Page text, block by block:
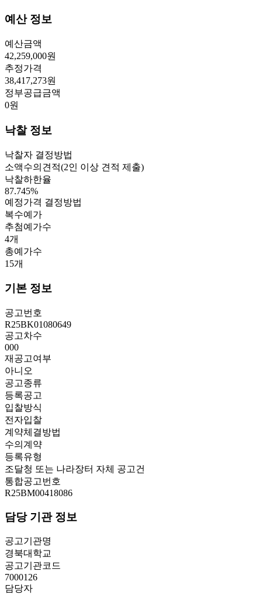
예산 정보
예산금액
42,259,000원
추정가격
38,417,273원
정부공급금액
0원
낙찰 정보
낙찰자 결정방법
소액수의견적(2인 이상 견적 제출)
낙찰하한율
87.745%
예정가격 결정방법
복수예가
추첨예가수
4개
총예가수
15개
기본 정보
공고번호
R25BK01080649
공고차수
000
재공고여부
아니오
공고종류
등록공고
입찰방식
전자입찰
계약체결방법
수의계약
등록유형
조달청 또는 나라장터 자체 공고건
통합공고번호
R25BM00418086
담당 기관 정보
공고기관명
경북대학교
공고기관코드
7000126
담당자